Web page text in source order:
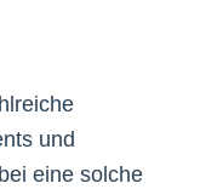
und
eine solche